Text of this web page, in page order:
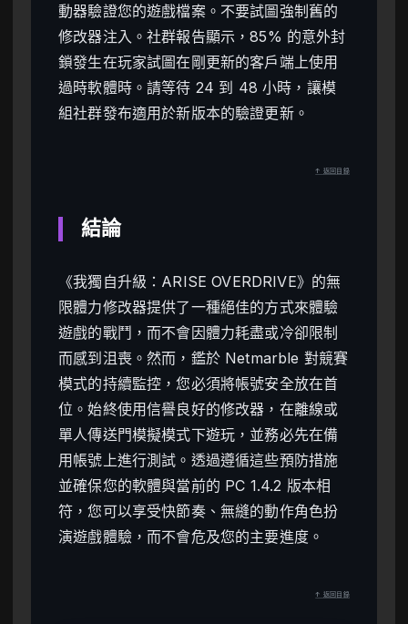
動器驗證您的遊戲檔案。不要試圖強制舊的
修改器注入。社群報告顯示，85% 的意外封
鎖發生在玩家試圖在剛更新的客戶端上使用
過時軟體時。請等待 24 到 48 小時，讓模
組社群發布適用於新版本的驗證更新。
↑ 返回目錄
結論
《我獨自升級：ARISE OVERDRIVE》的無
限體力修改器提供了一種絕佳的方式來體驗
遊戲的戰鬥，而不會因體力耗盡或冷卻限制
而感到沮喪。然而，鑑於 Netmarble 對競賽
模式的持續監控，您必須將帳號安全放在首
位。始終使用信譽良好的修改器，在離線或
單人傳送門模擬模式下遊玩，並務必先在備
用帳號上進行測試。透過遵循這些預防措施
並確保您的軟體與當前的 PC 1.4.2 版本相
符，您可以享受快節奏、無縫的動作角色扮
演遊戲體驗，而不會危及您的主要進度。
↑ 返回目錄